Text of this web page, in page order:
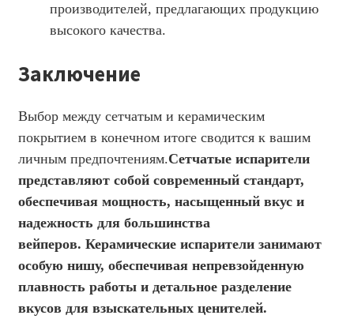
производителей, предлагающих продукцию
высокого качества.
Заключение
Выбор между сетчатым и керамическим
покрытием в конечном итоге сводится к вашим
личным предпочтениям.Сетчатые испарители
представляют собой современный стандарт,
обеспечивая мощность, насыщенный вкус и
надежность для большинства
вейперов. Керамические испарители занимают
особую нишу, обеспечивая непревзойденную
плавность работы и детальное разделение
вкусов для взыскательных ценителей.